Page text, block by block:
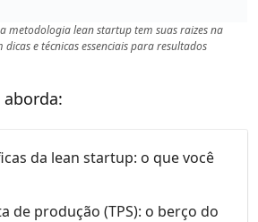
metodologia lean startup tem suas raizes na
e técnicas essenciais para resultados
da lean startup: o que você
de produção (TPS): o berço do